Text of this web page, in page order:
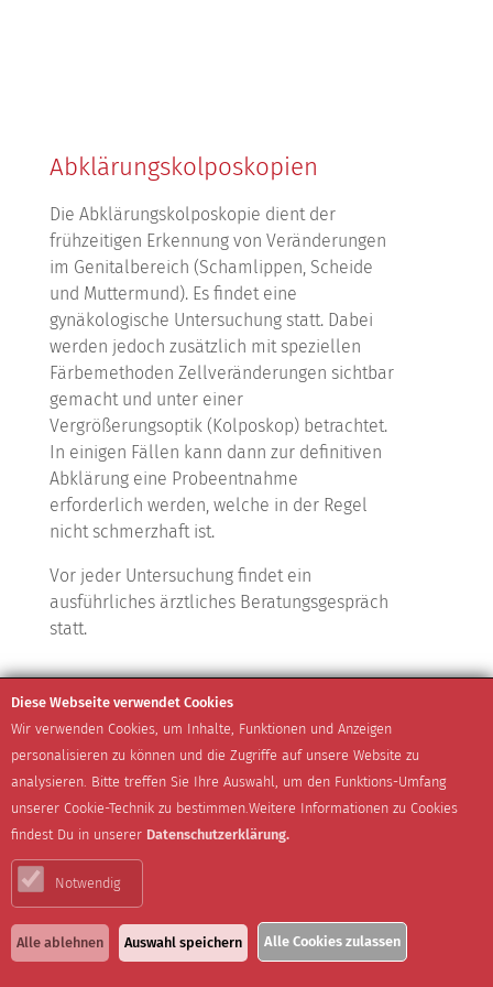
Diese Webseite verwendet Cookies
Wir verwenden Cookies, um Inhalte, Funktionen und Anzeigen
personalisieren zu können und die Zugriffe auf unsere Website zu
analysieren. Bitte treffen Sie Ihre Auswahl, um den Funktions-Umfang
unserer Cookie-Technik zu bestimmen.Weitere Informationen zu Cookies
findest Du in unserer Datenschutzerklärung.
Notwendig
Alle ablehnen Auswahl speichern Alle Cookies zulassen
Abklärungskolposkopien
Die Abklärungskolposkopie dient der
frühzeitigen Erkennung von Veränderungen
im Genitalbereich (Schamlippen, Scheide
und Muttermund). Es findet eine
gynäkologische Untersuchung statt. Dabei
werden jedoch zusätzlich mit speziellen
Färbemethoden Zellveränderungen sichtbar
gemacht und unter einer
Vergrößerungsoptik (Kolposkop) betrachtet.
In einigen Fällen kann dann zur definitiven
Abklärung eine Probeentnahme
erforderlich werden, welche in der Regel
nicht schmerzhaft ist.
Vor jeder Untersuchung findet ein
ausführliches ärztliches Beratungsgespräch
statt.